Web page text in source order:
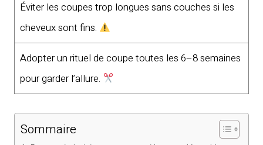
Éviter les coupes trop longues sans couches si les
cheveux sont fins.
Adopter un rituel de coupe toutes les 6–8 semaines
pour garder l’allure.
Sommaire